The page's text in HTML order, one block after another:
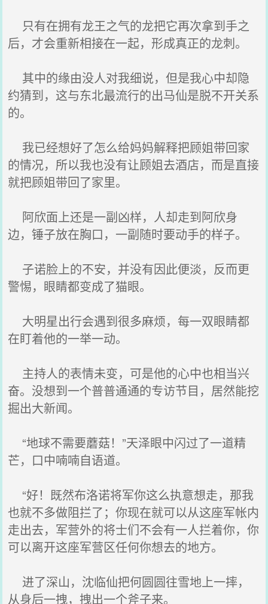
只有在拥有龙王之气的龙把它再次拿到手之
后，才会重新相接在一起，形成真正的龙刺。
其中的缘由没人对我细说，但是我心中却隐
约猜到，这与东北最流行的出马仙是脱不开关系
的。
我已经想好了怎么给妈妈解释把顾姐带回家
的情况，所以我也没有让顾姐去酒店，而是直接
就把顾姐带回了家里。
阿欣面上还是一副凶样，人却走到阿欣身
边，锤子放在胸口，一副随时要动手的样子。
子诺脸上的不安，并没有因此便淡，反而更
警惕，眼睛都变成了猫眼。
大明星出行会遇到很多麻烦，每一双眼睛都
在盯着他的一举一动。
主持人的表情未变，可是他的心中也相当兴
奋。没想到一个普普通通的专访节目，居然能挖
掘出大新闻。
“地球不需要蘑菇！”天泽眼中闪过了一道精
芒，口中喃喃自语道。
“好！既然布洛诺将军你这么执意想走，那我
也就不多做阻拦了；你现在就可以从这座军帐内
走出去，军营外的将士们不会有一人拦着你，你
可以离开这座军营区任何你想去的地方。
进了深山，沈临仙把何圆圆往雪地上一摔，
从身后一拽，拽出一个斧子来。